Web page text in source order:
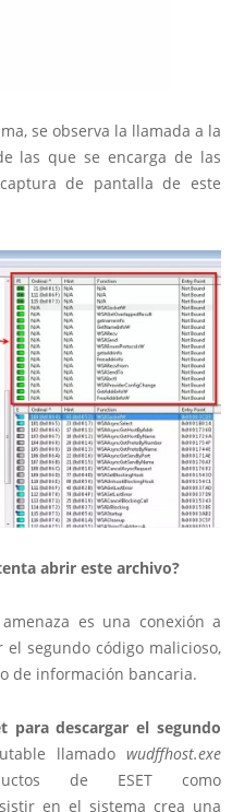
se observa la llamada a la
las que se encarga de las
de pantalla de este
abrir este archivo?
es una conexión a
segundo código malicioso,
de información bancaria.
para descargar el segundo
llamado wudffhost.exe
de ESET como
en el sistema crea una